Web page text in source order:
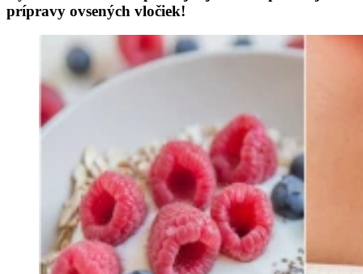
prípravy ovsených vločiek!